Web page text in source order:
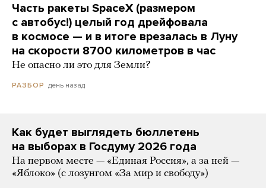
Часть ракеты SpaceX (размером
с автобус!) целый год дрейфовала
в космосе — и в итоге врезалась в Луну
на скорости 8700 километров в час
Не опасно ли это для Земли?
РАЗБОР день назад
Как будет выглядеть бюллетень
на выборах в Госдуму 2026 года
На первом месте — «Единая Россия», а за ней —
«Яблоко» (с лозунгом «За мир и свободу»)